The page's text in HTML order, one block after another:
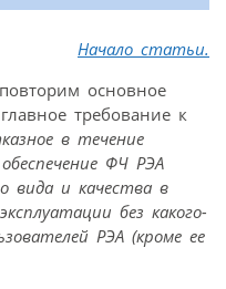
Начало статьи.
основное
требование к
в течение
ФЧ РЭА
вида и качества в
без какого-
РЭА (кроме ее